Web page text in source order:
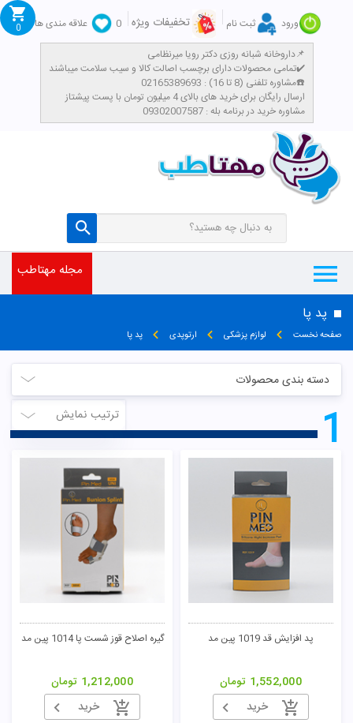
ورود ثبت نام تخفیفات ویژه 0
علاقه مندی ها
داروخانه شبانه روزی دکتر رویا میرنظامی📌
تمامی محصولات دارای برچسب اصالت کالا و سیب سلامت میباشند✔️
مشاوره تلفنی (8 تا 16) : 02165389693☎️
​ارسال رایگان برای خرید های بالای 4 میلیون تومان با پست پیشتاز
مشاوره خرید در برنامه بله : 09302007587
0
مجله مهتاطب
پد پا
صفحه نخست لوازم پزشکی ارتوپدی پد پا
دسته بندی محصولات
ترتیب نمایش
1
پد افزایش قد 1019 پین مد
1,552,000 تومان
خرید
گیره اصلاح قوز شست پا 1014 پین مد
1,212,000 تومان
خرید